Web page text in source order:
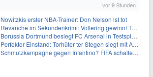
vor 9 Stunden
Nowitzkis erster NBA-Trainer: Don Nelson ist tot
Revanche im Sekundenkrimi: Vollering gewinnt Tour
Borussia Dortmund besiegt FC Arsenal in Testspiel mit 3:2
Perfekter Einstand: Torhüter ter Stegen siegt mit Ajax
Schmutzkampagne gegen Infantino? FIFA schaltet auf Angriff